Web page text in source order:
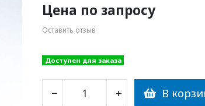
Цена по запросу
Оставить отзыв
Доступен для заказа
− + В